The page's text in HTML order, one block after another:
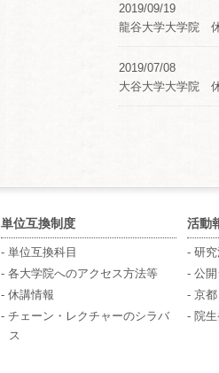
2019/09/19
龍谷大学大学院 休
2019/07/08
大谷大学大学院
単位互換制度
- 単位互換科目
- 各大学院へのアクセス方法等
- 休講情報
- チェーン・レクチャーのシラバ
ス
活動
- 研
- 公
- 京
- 院